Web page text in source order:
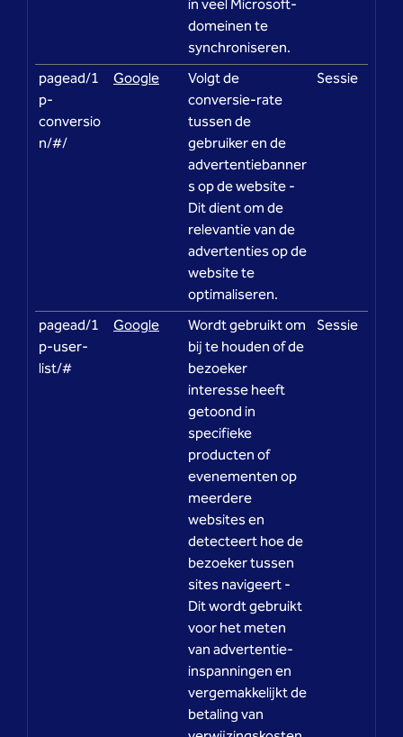
in veel Microsoft-
domeinen te
synchroniseren.
pagead/1
p-
conversio
n/#/
Google
Volgt de
conversie-rate
tussen de
gebruiker en de
advertentiebanner
s op de website -
Dit dient om de
relevantie van de
advertenties op de
website te
optimaliseren.
Sessie
pagead/1
p-user-
list/#
Google
Wordt gebruikt om
bij te houden of de
bezoeker
interesse heeft
getoond in
specifieke
producten of
evenementen op
meerdere
websites en
detecteert hoe de
bezoeker tussen
sites navigeert -
Dit wordt gebruikt
voor het meten
van advertentie-
inspanningen en
vergemakkelijkt de
betaling van
Sessie